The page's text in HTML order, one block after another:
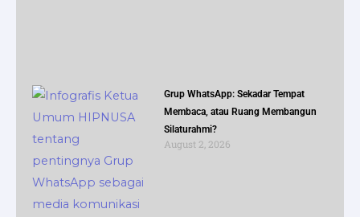
Grup WhatsApp: Sekadar Tempat
Membaca, atau Ruang Membangun
Silaturahmi?
August 2, 2026